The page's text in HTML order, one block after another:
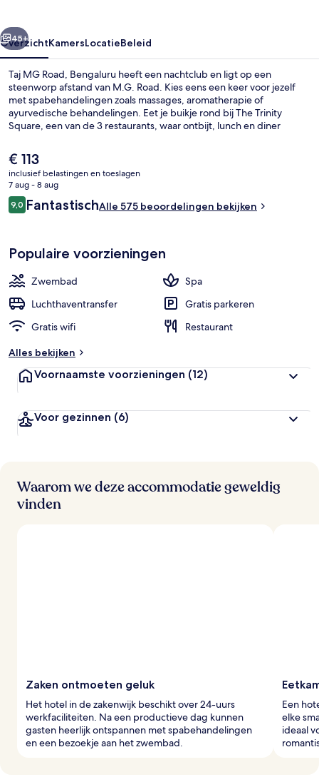
Volgende
45+
OverzichtKamersLocatieBeleid
Taj MG Road, Bengaluru heeft een nachtclub en ligt op een
steenworp afstand van M.G. Road. Kies eens een keer voor jezelf
met spabehandelingen zoals massages, aromatherapie of
ayurvedische behandelingen. Eet je buikje rond bij The Trinity
Square, een van de 3 restaurants, waar ontbijt, lunch en diner
buitenzwembad, een bar aan het zwembad en een 24-uurs
fitnesscentrum tot de hoogtepunten rekenen. Andere reizigers zijn
heel enthousiast over het behulpzame personeel. De
accommodatie ligt op korte loopafstand van het openbaar vervoer:
het is 5 minuten lopen naar Station Trinity en 13 minuten naar Station
Halasuru.
De
huidige
prijs
is
€ 113
€ 113
inclusief belastingen en toeslagen
7 aug - 8 aug
Beoordelingen
9,09,0 op 10 –
FantastischAlle 575 beoordelingen bekijken
Populaire voorzieningen
Zwembad
Spa
Luchthaventransfer
Gratis parkeren
Gratis wifi
Restaurant
Alles bekijken
Voornaamste voorzieningen (12)
Voor gezinnen (6)
Waarom we deze accommodatie geweldig
vinden
Zaken ontmoeten geluk
Het hotel in de zakenwijk beschikt over 24-uurs
werkfaciliteiten. Na een productieve dag kunnen
gasten heerlijk ontspannen met spabehandelingen
en een bezoekje aan het zwembad.
Een
elke
ideaal